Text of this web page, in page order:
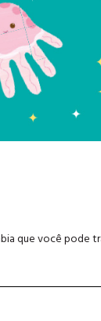
que você